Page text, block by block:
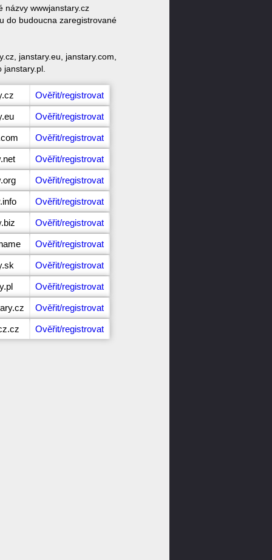
názvy wwwjanstary.cz
do budoucna zaregistrované
janstary.eu, janstary.com,
Ověřit/registrovat
Ověřit/registrovat
Ověřit/registrovat
Ověřit/registrovat
Ověřit/registrovat
Ověřit/registrovat
Ověřit/registrovat
Ověřit/registrovat
Ověřit/registrovat
Ověřit/registrovat
Ověřit/registrovat
Ověřit/registrovat